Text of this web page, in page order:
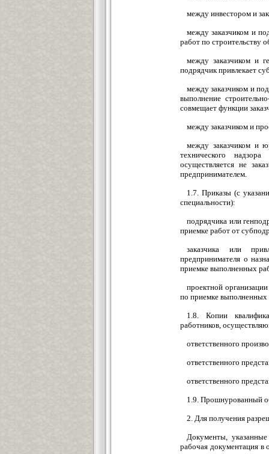
между инвестором и
между заказчиком и
работ по строительству
между заказчиком и
подрядчик привлекает
между заказчиком и
выполнение
совмещает функции
между заказчиком и
между заказчиком и
технического
осуществляется не
предпринимателем.
1.7. Приказы (с
специальности):
подрядчика или
приемке работ от
заказчика или
предпринимателя о
приемке выполненных
проектной
по приемке выполненных
1.8. Копии
работников,
ответственного
ответственного
ответственного
1.9. Прошнурованный
2. Для получения
Документы,
рабочая документация в